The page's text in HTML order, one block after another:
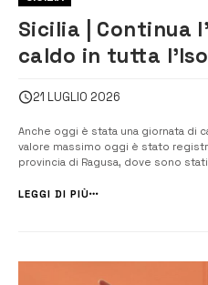
Sicilia | Continua
caldo in tutta
21 LUGLIO 2026
Anche oggi è stata una giornata di
valore massimo oggi è stato
provincia di Ragusa, dove sono
capoluoghi alle 15 e 37 […]
LEGGI DI PIÙ